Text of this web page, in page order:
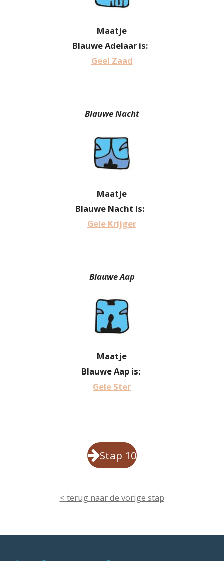
Maatje
Blauwe Adelaar is:
Geel Zaad
Blauwe Nacht
Maatje
Blauwe Nacht is:
Gele Krijger
Blauwe Aap
Maatje
Blauwe Aap is:
Gele Ster
Stap 10
< terug naar de vorige stap